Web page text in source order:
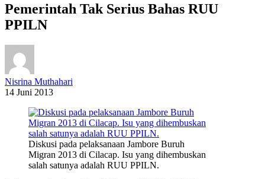
Pemerintah Tak Serius Bahas RUU
PPILN
Nisrina Muthahari
14 Juni 2013
Diskusi pada pelaksanaan Jambore Buruh
Migran 2013 di Cilacap. Isu yang dihembuskan
salah satunya adalah RUU PPILN.